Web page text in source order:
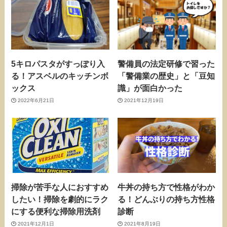
5キロパスタがすっぽり入
る！アスベルのキッチンボ
ックス
2022年6月21日
警備員の法定研修で習った
「警備業の歴史」と「豆知
識」が面白かった
2021年12月19日
掃除が苦手な人におすすめ
したい！掃除を劇的にラク
にする便利な掃除用洗剤
2021年12月1日
牛丼の持ち方で性格がわか
る！どんぶりの持ち方性格
診断
2021年8月19日